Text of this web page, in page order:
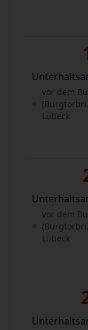
vor dem
Lübeck
vor dem
Lübeck